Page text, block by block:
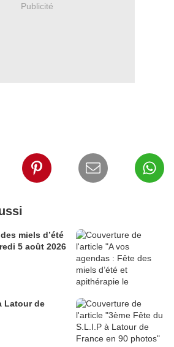
Publicité
miels d’été
5 août 2026
Latour de